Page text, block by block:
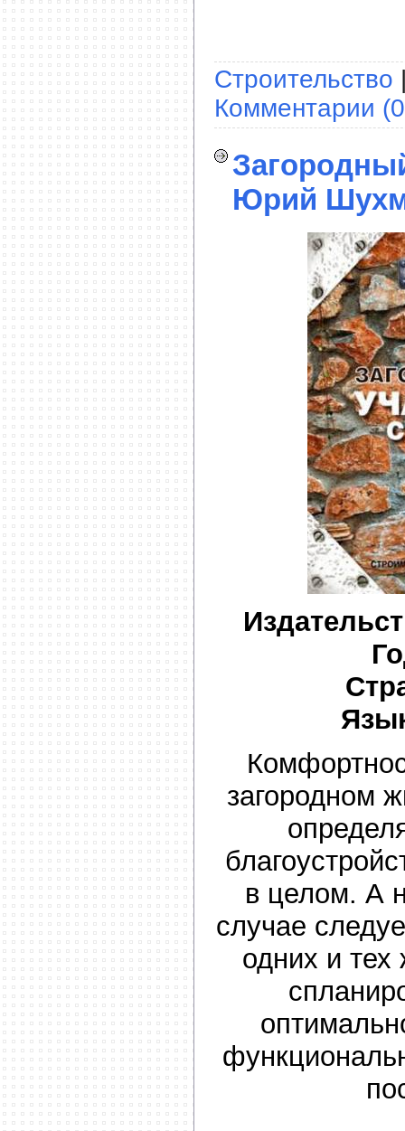
Строительство
Комментарии
Юрий
загородном
в целом. А
случае
одних и тех